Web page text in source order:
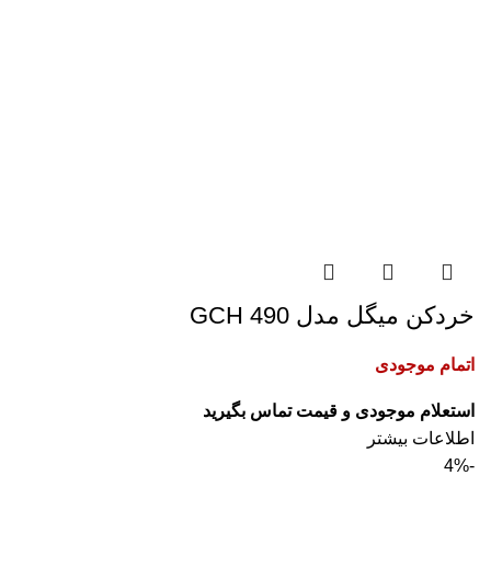
خردکن میگل مدل GCH 490
اتمام موجودی
اطلاعات بیشتر
-4%